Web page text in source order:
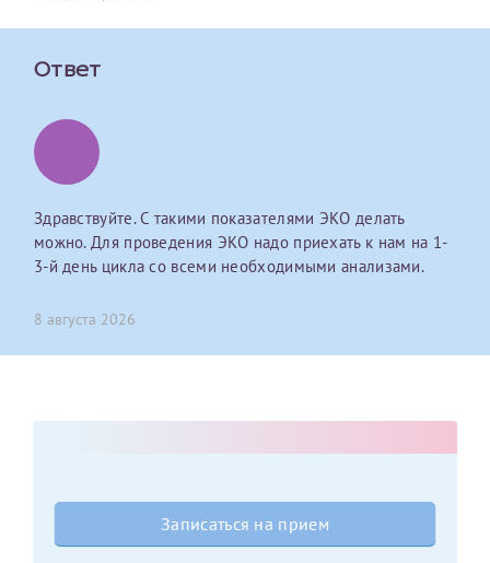
Ответ
Здравствуйте. С такими показателями ЭКО делать
можно. Для проведения ЭКО надо приехать к нам на 1-
3-й день цикла со всеми необходимыми анализами.
8 августа 2026
Записаться на прием
Прикрепить файлы
Принимаю условия
персональных данных
Или введите его имя
Принимаю условияСоглашения на обработку
персональных данных
Фамилия*
Отчество*
Фамилия*